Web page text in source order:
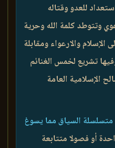
للعدو وقتاله
وتتوطد كلمة الله وحرية
الإسلام والارعواء ومقابلة
تشريع لخمس الغنائم
الإسلامية العامة
السياق مما يسوغ
أو فصولا متتابعة